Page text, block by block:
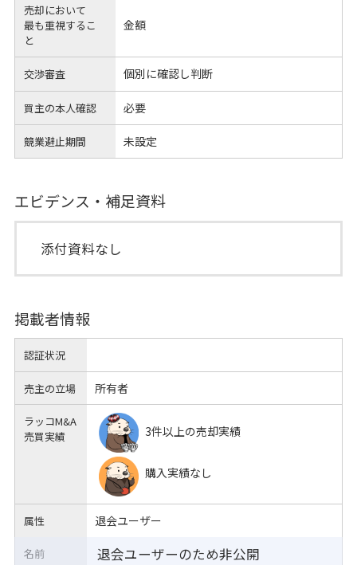
売却において
最も重視するこ
と
金額
交渉審査 個別に確認し判断
買主の本人確認 必要
競業避止期間 未設定
エビデンス・補足資料
添付資料なし
掲載者情報
認証状況
売主の立場 所有者
ラッコM&A
売買実績
3件以上の売却実績
購入実績なし
属性 退会ユーザー
退会ユーザーのため非公開
名前